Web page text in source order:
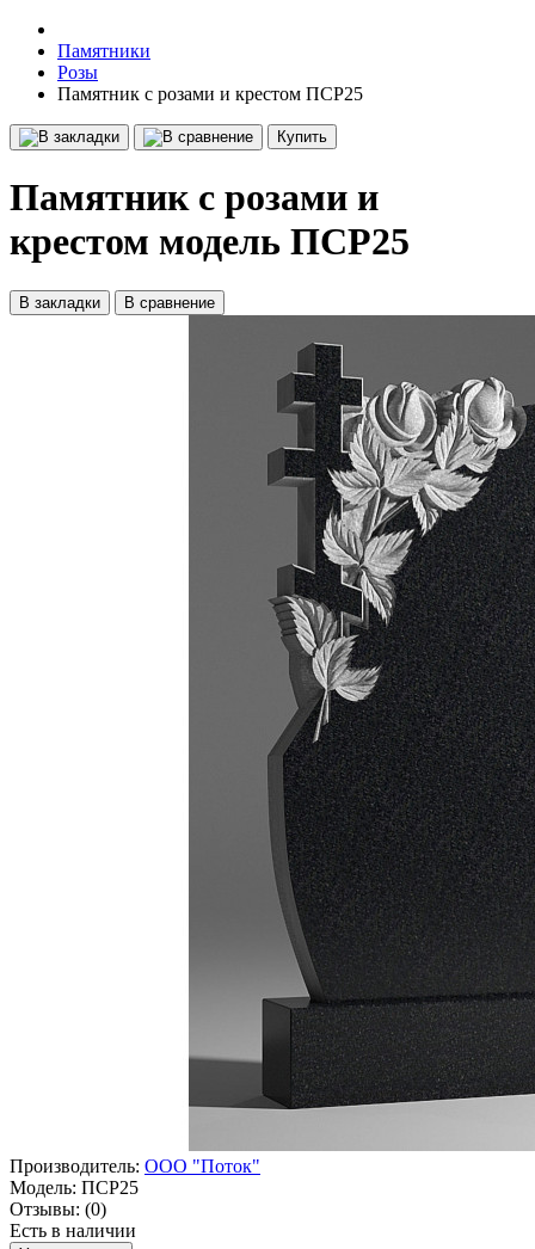
Памятники
Розы
Памятник с розами и крестом ПСР25
Купить
Памятник с розами и
крестом модель ПСР25
В закладки В сравнение
Производитель: ООО "Поток"
Модель: ПСР25
Отзывы: (0)
Есть в наличии